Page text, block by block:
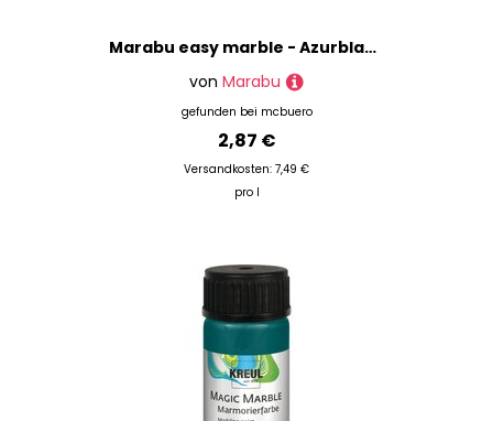
Marabu easy marble - Azurblau 095 15 ml.
von Marabu
gefunden bei mcbuero
2,87 €
Versandkosten: 7,49 €
pro l